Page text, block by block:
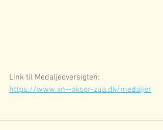
Link til Medaljeoversigten:
https://www.xn--oksor-zua.dk/medaljer